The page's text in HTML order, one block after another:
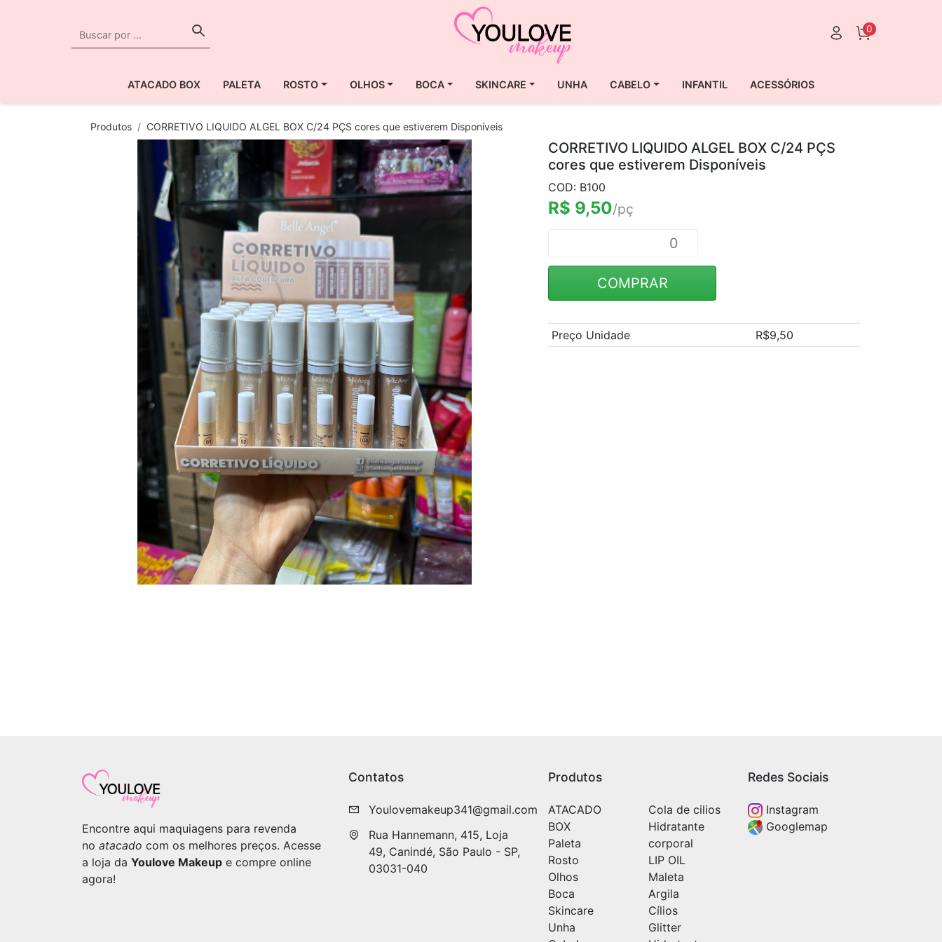
0
ATACADO BOX PALETA ROSTO OLHOS BOCA SKINCARE UNHA CABELO INFANTIL ACESSÓRIOS
Produtos CORRETIVO LIQUIDO ALGEL BOX C/24 PÇS cores que estiverem Disponíveis
CORRETIVO LIQUIDO ALGEL BOX C/24 PÇS
cores que estiverem Disponíveis
COD: B100
R$ 9,50/pç
COMPRAR
Preço Unidade R$9,50
Encontre aqui maquiagens para revenda
no atacado com os melhores preços. Acesse
a loja da Youlove Makeup e compre online
agora!
Contatos
Youlovemakeup341@gmail.com
Rua Hannemann, 415, Loja
49, Canindé, São Paulo - SP,
03031-040
Produtos
ATACADO
BOX
Paleta
Rosto
Olhos
Boca
Skincare
Unha
Cola de cilios
Hidratante
corporal
LIP OIL
Maleta
Argila
Cílios
Glitter
Redes Sociais
Instagram
Googlemap